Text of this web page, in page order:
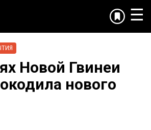
☰
Новой Гвинеи
нового